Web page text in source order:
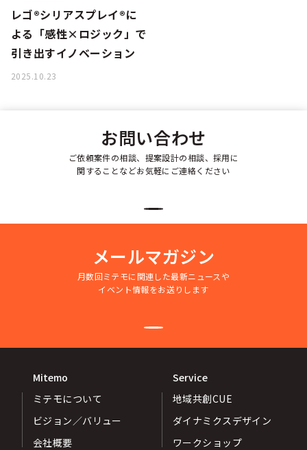
レゴ®シリアスプレイ®に
よる「感性×ロジック」で
引き出すイノベーション
2025.10.23
お問い合わせ
ご依頼案件の相談、提案設計の相談、採用に
関することなどお気軽にご連絡ください
メールマガジン
月数回ミテモに関連した最新ニュースや
イベント情報をお送りします
Mitemo
ミテモについて
ビジョン／バリュー
会社概要
Service
地域共創CUE
ダイナミクスデザイン
ワークショップ